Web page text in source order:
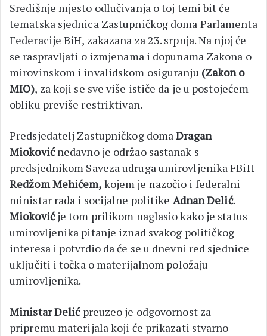
Središnje mjesto odlučivanja o toj temi bit će
tematska sjednica Zastupničkog doma Parlamenta
Federacije BiH, zakazana za 23. srpnja. Na njoj će
se raspravljati o izmjenama i dopunama Zakona o
mirovinskom i invalidskom osiguranju (Zakon o
MIO), za koji se sve više ističe da je u postojećem
obliku previše restriktivan.
Predsjedatelj Zastupničkog domaDragan
Miokovićnedavno je održao sastanak s
predsjednikom Saveza udruga umirovljenika FBiH
Redžom Mehićem, kojem je nazočio i federalni
ministar rada i socijalne politike Adnan Delić.
Miokovićje tom prilikom naglasio kako je status
umirovljenika pitanje iznad svakog političkog
interesa i potvrdio da će se u dnevni red sjednice
uključiti i točka o materijalnom položaju
umirovljenika.
Ministar Delićpreuzeo je odgovornost za
pripremu materijala koji će prikazati stvarno